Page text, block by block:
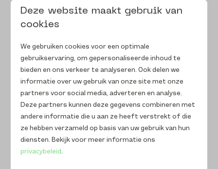
sturing
Meer Leisure RMS is speciaal ontwikkeld voor
Van karakteristieke villa tot compacte studio: wij
bieden dynamische prijsstrategieën die passen bij
elk type woning én bij het boekgedrag van jouw
doelgroep: per nacht, weekend of midweek. Zo
benut je de potentie van elke unieke accommodatie
optimaal.
Ontdek meer
Deze website maakt gebruik van
cookies
We gebruiken cookies voor een optimale
gebruikservaring, om gepersonaliseerde inhoud te
bieden en ons verkeer te analyseren. Ook delen we
informatie over uw gebruik van onze site met onze
partners voor social media, adverteren en analyse.
Deze partners kunnen deze gegevens combineren met
andere informatie die u aan ze heeft verstrekt of die
ze hebben verzameld op basis van uw gebruik van hun
diensten. Bekijk voor meer informatie ons
privacybeleid.